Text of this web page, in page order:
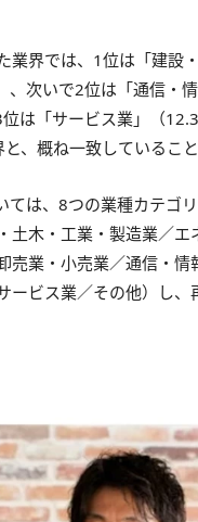
業界では、1位は「建設
、次いで2位は「通信・情
位は「サービス業」（
、概ね一致しているこ
は、8つの業種カテゴ
土木・工業・製造業／エ
売業・小売業／通信・情
ービス業／その他）し、